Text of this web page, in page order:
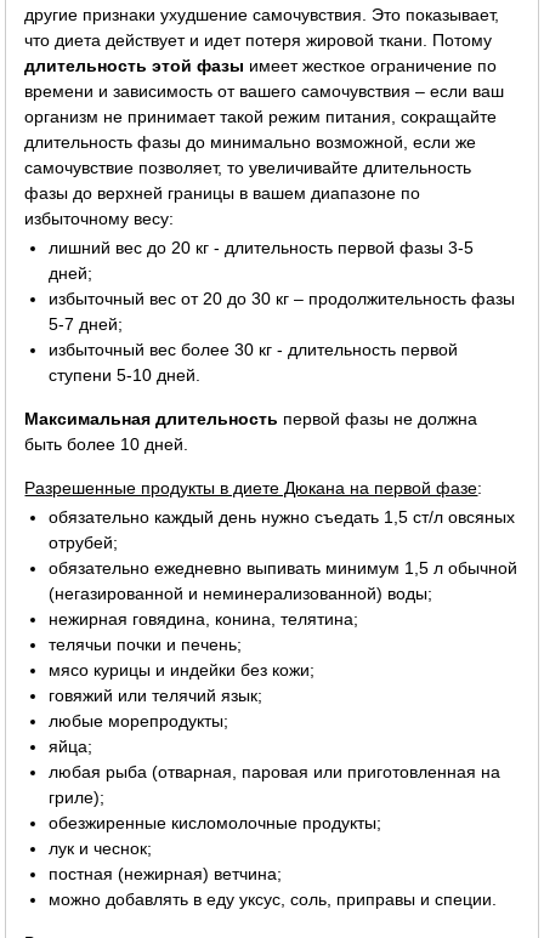
другие признаки ухудшение самочувствия. Это показывает,
что диета действует и идет потеря жировой ткани. Потому
длительность этой фазы имеет жесткое ограничение по
времени и зависимость от вашего самочувствия – если ваш
организм не принимает такой режим питания, сокращайте
длительность фазы до минимально возможной, если же
самочувствие позволяет, то увеличивайте длительность
фазы до верхней границы в вашем диапазоне по
избыточному весу:
лишний вес до 20 кг - длительность первой фазы 3-5
дней;
избыточный вес от 20 до 30 кг – продолжительность фазы
5-7 дней;
избыточный вес более 30 кг - длительность первой
ступени 5-10 дней.
Максимальная длительность первой фазы не должна
быть более 10 дней.
Разрешенные продукты в диете Дюкана на первой фазе:
обязательно каждый день нужно съедать 1,5 ст/л овсяных
отрубей;
обязательно ежедневно выпивать минимум 1,5 л обычной
(негазированной и неминерализованной) воды;
нежирная говядина, конина, телятина;
телячьи почки и печень;
мясо курицы и индейки без кожи;
говяжий или телячий язык;
любые морепродукты;
яйца;
любая рыба (отварная, паровая или приготовленная на
гриле);
обезжиренные кисломолочные продукты;
лук и чеснок;
постная (нежирная) ветчина;
можно добавлять в еду уксус, соль, приправы и специи.